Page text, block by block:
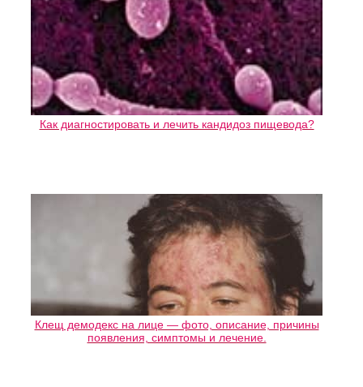
Как диагностировать и лечить кандидоз пищевода?
Клещ демодекс на лице — фото, описание, причины
появления, симптомы и лечение.